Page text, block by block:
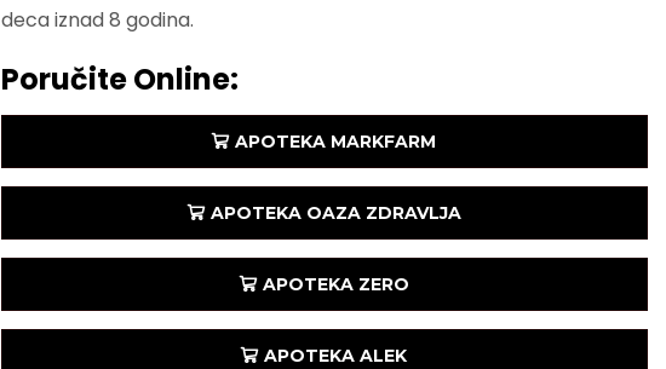
deca iznad 8 godina.
Poručite Online:
APOTEKA MARKFARM
APOTEKA OAZA ZDRAVLJA
APOTEKA ZERO
APOTEKA ALEK